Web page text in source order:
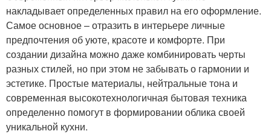
накладывает определенных правил на его оформление.
Самое основное – отразить в интерьере личные
предпочтения об уюте, красоте и комфорте. При
создании дизайна можно даже комбинировать черты
разных стилей, но при этом не забывать о гармонии и
эстетике. Простые материалы, нейтральные тона и
современная высокотехнологичная бытовая техника
определенно помогут в формировании облика своей
уникальной кухни.